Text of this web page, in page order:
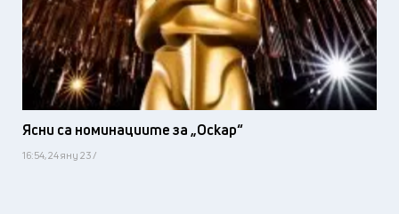
Ясни са номинациите за „Оскар“
16:54, 24 яну 23 /